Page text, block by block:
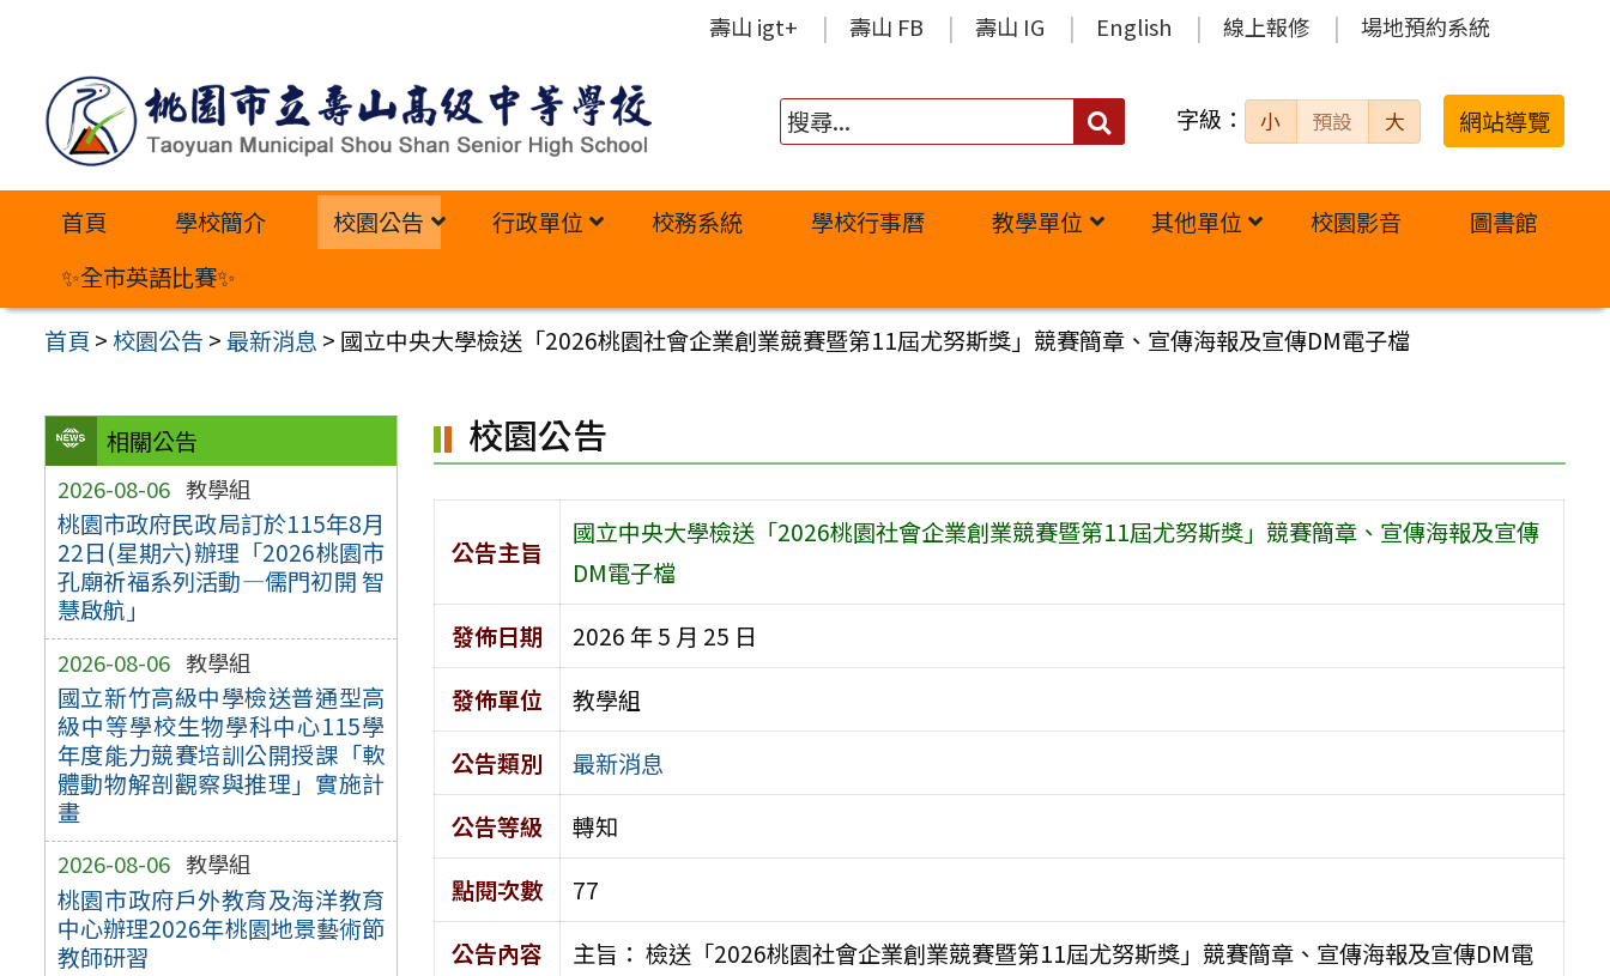
內
壽山 igt+ 壽山 FB 壽山 IG English 線上報修 場地預約系統
搜
字級： 小 預設 大 網站導覽
首頁 學校簡介 校園公告 行政單位 校務系統 學校行事曆 教學單位 其他單位 校園影音
圖書館
✨全市英語比賽✨
首頁 >校園公告 >最新消息 > 國立中央大學檢送「2026桃園社會企業創業競賽暨第11屆尤努斯獎」競賽簡章、宣傳海報及宣傳DM電子檔
相關公告
2026-08-06 教學組
桃園市政府民政局訂於115年8月
22日(星期六)辦理「2026桃園市
孔廟祈福系列活動—儒門初開 智
慧啟航」
2026-08-06 教學組
國立新竹高級中學檢送普通型高
級中等學校生物學科中心115學
年度能力競賽培訓公開授課「軟
體動物解剖觀察與推理」實施計
畫
2026-08-06 教學組
桃園市政府戶外教育及海洋教育
中心辦理2026年桃園地景藝術節
教師研習
校園公告
公告主旨
國立中央大學檢送「2026桃園社會企業創業競賽暨第11屆尤努斯獎」競賽簡章、宣傳海報及宣傳
DM電子檔
發佈日期
2026 年 5 月 25 日
發佈單位
教學組
公告類別
最新消息
公告等級
轉知
點閱次數
77
公告內容
主旨： 檢送「2026桃園社會企業創業競賽暨第11屆尤努斯獎」競賽簡章、宣傳海報及宣傳DM電